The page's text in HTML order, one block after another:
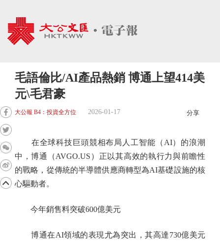
毛語倫比/AI產品熱銷 博通上望414美
元\毛君豪
大公報 B4：投資全方位 2026-01-17 分享
在全球科技巨頭競相布局人工智能（AI）的浪潮
中，博通（AVGO.US）正以其高效的執行力與前瞻性
的戰略，從傳統的半導體供應商轉型為AI基礎設施的核
心驅動者。
今年銷售料突破600億美元
博通在AI領域的表現尤為突出，其高達730億美元